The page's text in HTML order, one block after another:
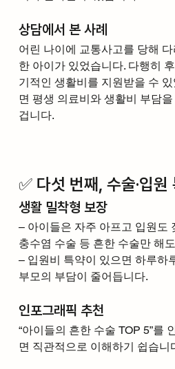
상담에서 본 사례
어린 나이에 교통사고를 당해
한 아이가 있었습니다. 다행히
기적인 생활비를 지원받을 수
면 평생 의료비와 생활비 부담
겁니다.
✅ 다섯 번째, 수술·입원
생활 밀착형 보장
– 아이들은 자주 아프고 입원도
충수염 수술 등 흔한 수술만 해
– 입원비 특약이 있으면 하루하
부모의 부담이 줄어듭니다.
인포그래픽 추천
“아이들의 흔한 수술 TOP 5”를
면 직관적으로 이해하기 쉽습니